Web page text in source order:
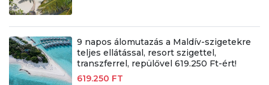
9 napos álomutazás a Maldív-szigetekre
teljes ellátással, resort szigettel,
transzferrel, repülővel 619.250 Ft-ért!
619.250 FT